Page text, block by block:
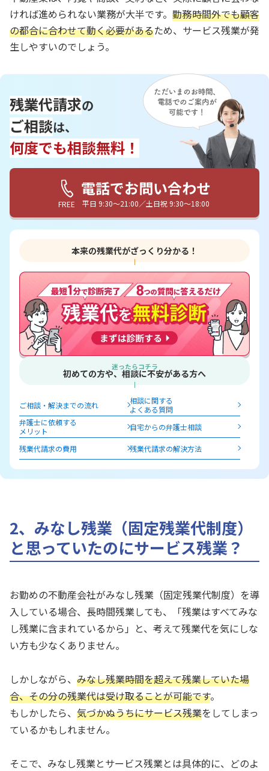
ければ進められない業務が大半です。勤務時間外でも顧客
の都合に合わせて動く必要があるため、サービス残業が発
生しやすいのでしょう。
残業代請求の
ご相談は、
何度でも相談無料！
FREE
電話でお問い合わせ
平日 9:30〜21:00／土日祝 9:30〜18:00
本来の残業代がざっくり分かる！
迷ったらコチラ
初めての方や、相談に不安がある方へ
ご相談・解決までの流れ
相談に関する
よくある質問
弁護士に依頼する
メリット
自宅からの弁護士相談
残業代請求の費用 残業代請求の解決方法
2、みなし残業（固定残業代制度）
と思っていたのにサービス残業？
お勤めの不動産会社がみなし残業（固定残業代制度）を導
入している場合、長時間残業しても、「残業はすべてみな
し残業に含まれているから」と、考えて残業代を気にしな
い方も少なくありません。
しかしながら、 みなし残業時間を超えて残業していた場
合、その分の残業代は受け取ることが可能です。
もしかしたら、 気づかぬうちにサービス残業をしてしまっ
ているかもしれません。
そこで、みなし残業とサービス残業とは具体的に、どのよ